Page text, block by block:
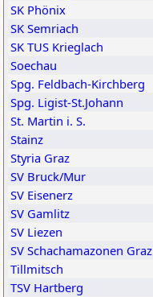
SK Phönix
SK Semriach
SK TUS Krieglach
Soechau
Spg. Feldbach-Kirchberg
Spg. Ligist-St.Johann
St. Martin i. S.
Stainz
Styria Graz
SV Bruck/Mur
SV Eisenerz
SV Gamlitz
SV Liezen
SV Schachamazonen Graz
Tillmitsch
TSV Hartberg